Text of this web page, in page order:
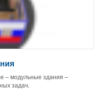
– модульные здания –
задач.